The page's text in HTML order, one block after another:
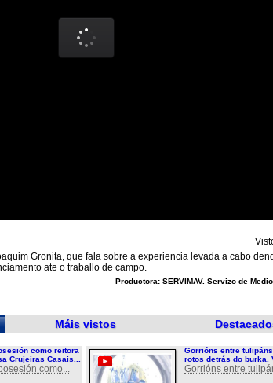
Gronita, que fala sobre a experiencia levada a cabo
ate o traballo de campo.
Productora: SERVIMAV. Servizo de
Máis vistos
como reitora
Crujeiras Casais...
como...
Gorrións entre
rotos detrás do burka.
Gorrións entre